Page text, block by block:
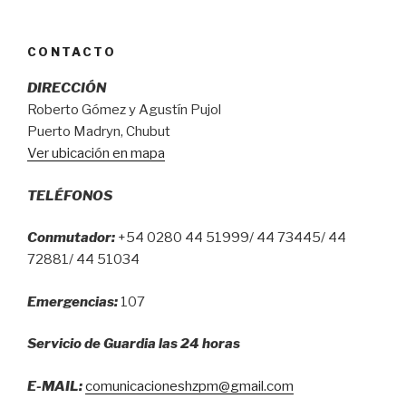
CONTACTO
DIRECCIÓN
Roberto Gómez y Agustín Pujol
Puerto Madryn, Chubut
Ver ubicación en mapa
TELÉFONOS
Conmutador: +54 0280 44 51999/ 44 73445/ 44
72881/ 44 51034
Emergencias: 107
Servicio de Guardia las 24 horas
E-MAIL:comunicacioneshzpm@gmail.com